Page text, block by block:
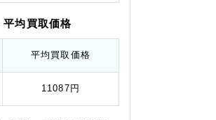
平均買取価格
平均 買取価格
11087円